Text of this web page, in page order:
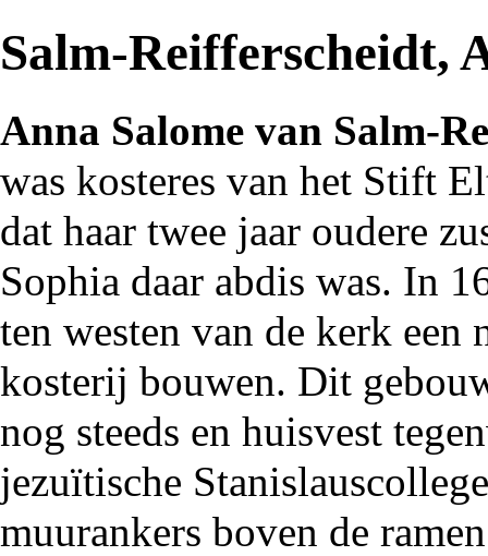
Salm-Reifferscheidt,
Anna Salome van Salm-
was kosteres van het Stift
dat haar twee jaar oudere
Sophia daar abdis was. In
ten westen van de kerk een
kosterij bouwen. Dit
nog steeds en huisvest
jezuïtische
muurankers boven de